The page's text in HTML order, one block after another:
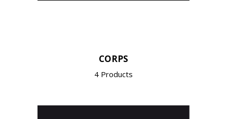
CORPS
4 Products